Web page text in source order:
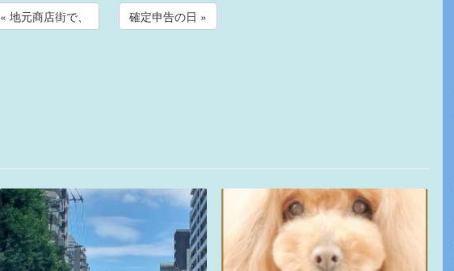
« 地元商店街で、 確定申告の日 »